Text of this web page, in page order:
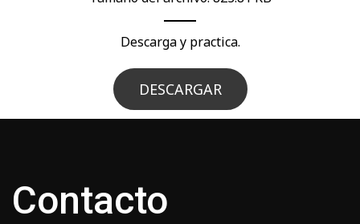
Descarga y practica.
DESCARGAR
Contacto